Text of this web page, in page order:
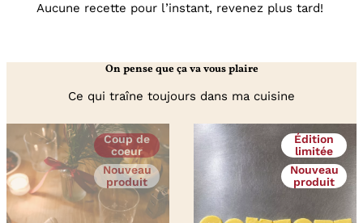
Aucune recette pour l’instant, revenez plus tard!
On pense que ça va vous plaire
Ce qui traîne toujours dans ma cuisine
Coup de
coeur
Nouveau
produit
Édition
limitée
Nouveau
produit